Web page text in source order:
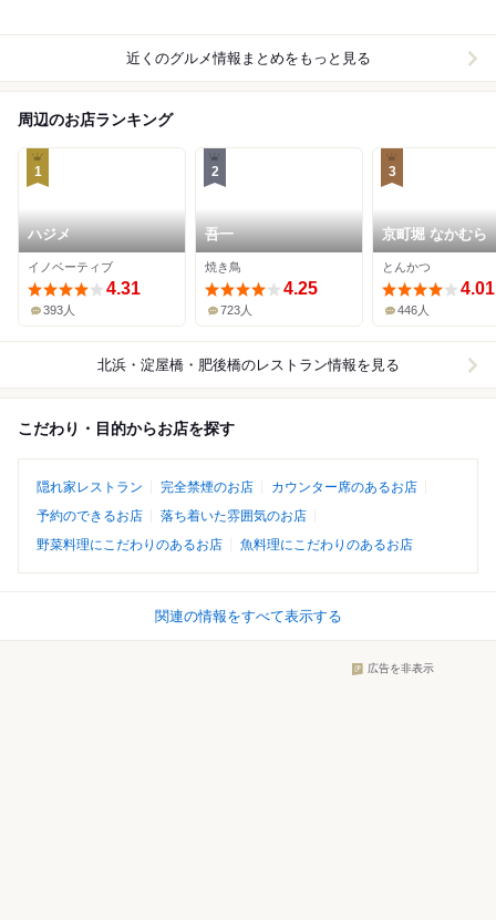
近くのグルメ情報まとめをもっと見る
周辺のお店ランキング
1
ハジメ
イノベーティブ
4.31
393人
2
吾一
焼き鳥
4.25
723人
3
京町堀 なかむら
とんかつ
4.01
446人
北浜・淀屋橋・肥後橋のレストラン情報を見る
こだわり・目的からお店を探す
隠れ家レストラン 完全禁煙のお店
カウンター席のあるお店
予約のできるお店
落ち着いた雰囲気のお店
野菜料理にこだわりのあるお店
魚料理にこだわりのあるお店
関連の情報をすべて表示する
広告を非表示